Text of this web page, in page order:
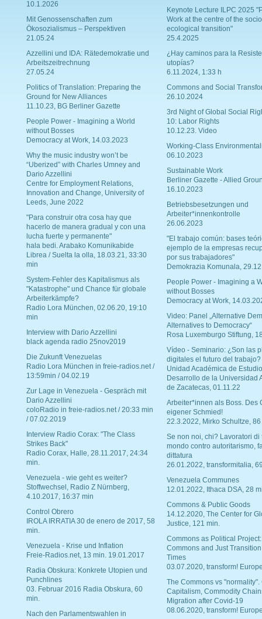
10.1.2026
Mit Genossenschaften zum
Ökosozialismus – Perspektiven
21.05.24
Azzellini und IDA: Rätedemokratie und
Arbeitszeitrechnung
27.05.24
Politics of Translation: Preparing the
Ground for New Alliances
11.10.23, BG Berliner Gazette
People Power - Imagining a World
without Bosses
Democracy at Work, 14.03.2023
Why the music industry won’t be
“Uberized” with Charles Umney and
Dario Azzellini
Centre for Employment Relations,
Innovation and Change, University of
Leeds, June 2022
"Para construir otra cosa hay que
hacerlo de manera gradual y con una
lucha fuerte y permanente"
hala bedi. Arabako Komunikabide
Librea / Suelta la olla, 18.03.21, 33:30
min
System-Fehler des Kapitalismus als
"Katastrophe" und Chance für globale
Arbeiterkämpfe?
Radio Lora München, 02.06.20, 19:10
min
Interview with Dario Azzellini
black agenda radio 25nov2019
Die Zukunft Venezuelas
Radio Lora München in freie-radios.net /
13:59min / 04.02.19
Zur Lage in Venezuela - Gespräch mit
Dario Azzellini
coloRadio in freie-radios.net / 20:33 min
/ 07.02.2019
Interview Radio Corax: "The Class
Strikes Back"
Radio Corax, Halle, 28.11.2017, 24:34
min.
Venezuela - wie geht es weiter?
Stoffwechsel, Radio Z Nürnberg,
4.10.2017, 16:37 min
Control Obrero
IROLA IRRATIA 30 de enero de 2017, 58
min.
Venezuela - Krise und Inflation
Freie-Radios.net, 13 min. 19.01.2017
Radia Obskura: Konkrete Utopien und
Punchlines
03. Februar 2016 Radia Obskura, 60
min.
Nach den Parlamentswahlen in
Keynote Lecture ILPC 2025
Work at the centre of the
ecological transition"
25.4.2025
¿Hay caminos para la
utopías?
6.11.2024, 1:33 h
Commons and Social
26.10.2024
3rd Night of Global Social
10: Labor Rights
10.12.23. Video
Working-Class
06.10.2023
Sustainable Work
Berliner Gazette - Allied
16.10.2023
Betriebsbesetzungen und
Arbeiter*innenkontrolle
26.06.2023
"El trabajo común: bases
ejemplo de la empresas
por sus trabajadores"
Demokrazia Komunala,
People Power - Imagining a
without Bosses
Democracy at Work,
Video: Panel „Alternative
Alternatives to Democracy“
Rosa Luxemburgo Stiftung,
Vídeo - Seminario: ¿Son las
digitales el futuro del trabajo?
Unidad Académica de
Desarrollo de la Universidad
de Zacatecas, 01.11.22
Arbeiter*innen als Boss. Des
eigener Schmied!
22.3.2022, Mirko Schultze, 86
Se non noi, chi? Lavoratori di
mondo contro autoritarismo,
dittatura
26.01.2022, transformitalia,
Venezuela Communes
12.01.2022, Ithaca DSA, 28
Commons & Public Goods
14.12.2020, The Center for
Justice, 121 min.
Commons as Political Project:
Commons and Just
Times
03.07.2020, transform!
The Commons vs "normality".
Capitalism, Commodity
Migration after Covid-19
08.06.2020, transform!